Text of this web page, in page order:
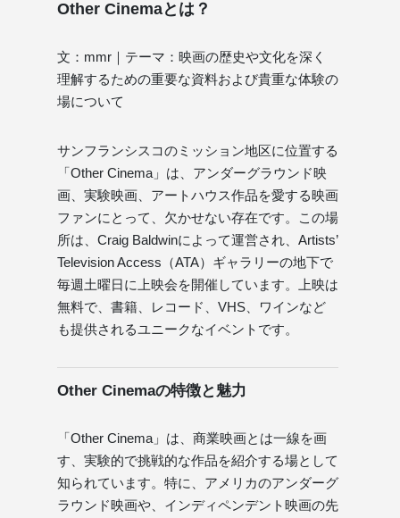
Other Cinemaとは？
文：mmr｜テーマ：映画の歴史や文化を深く
理解するための重要な資料および貴重な体験の
場について
サンフランシスコのミッション地区に位置する
「Other Cinema」は、アンダーグラウンド映
画、実験映画、アートハウス作品を愛する映画
ファンにとって、欠かせない存在です。この場
所は、Craig Baldwinによって運営され、Artists’
Television Access（ATA）ギャラリーの地下で
毎週土曜日に上映会を開催しています。上映は
無料で、書籍、レコード、VHS、ワインなど
も提供されるユニークなイベントです。
Other Cinemaの特徴と魅力
「Other Cinema」は、商業映画とは一線を画
す、実験的で挑戦的な作品を紹介する場として
知られています。特に、アメリカのアンダーグ
ラウンド映画や、インディペンデント映画の先